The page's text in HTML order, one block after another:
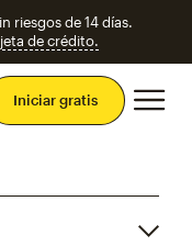
riesgos de 14 días.
de crédito.
Iniciar gratis